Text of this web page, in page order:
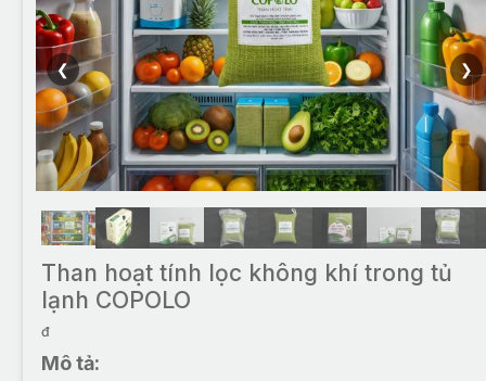
❮ ❯
Than hoạt tính lọc không khí trong tủ
lạnh COPOLO
đ
Mô tả: